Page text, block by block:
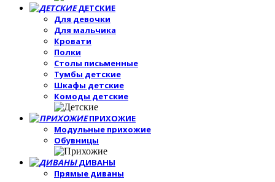
ДЕТСКИЕ
Для девочки
Для мальчика
Кровати
Полки
Столы письменные
Тумбы детские
Шкафы детские
Комоды детские
ПРИХОЖИЕ
Модульные прихожие
Обувницы
ДИВАНЫ
Прямые диваны